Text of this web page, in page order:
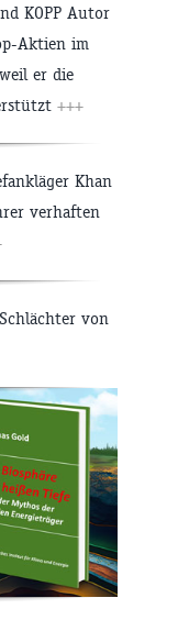
KOPP Autor
Aktien im
er die
+++
Khan
verhaften
von